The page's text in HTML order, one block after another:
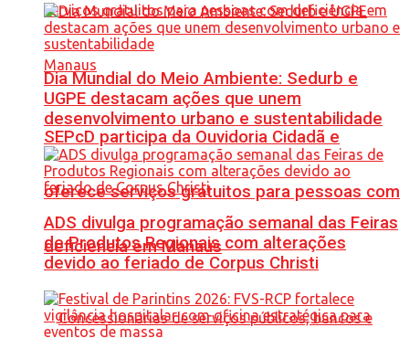
SEPcD participa da Ouvidoria Cidadã e
oferece serviços gratuitos para pessoas com
deficiência em Manaus
Dia Mundial do Meio Ambiente: Sedurb e
UGPE destacam ações que unem
desenvolvimento urbano e sustentabilidade
ADS divulga programação semanal das Feiras
de Produtos Regionais com alterações
devido ao feriado de Corpus Christi